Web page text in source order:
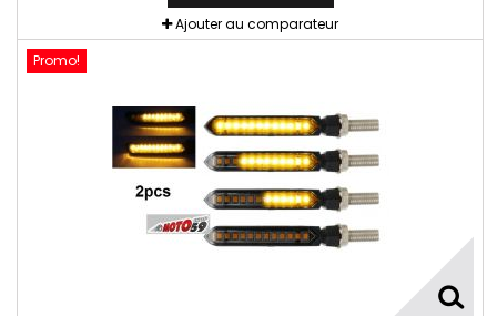
Ajouter au comparateur
Promo!